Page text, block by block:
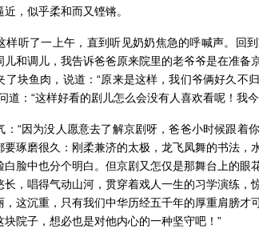
，似乎柔和而又铿锵。
听了一上午，直到听见奶奶焦急的呼喊声。回到
儿和调儿，我告诉爸爸原来院里的老爷爷是在准
了块鱼肉，说道：“原来是这样，我们爷俩好久不
道：“这样好看的剧儿怎么会没有人喜欢看呢！我
因为没人愿意去了解京剧呀，爸爸小时候跟着
要琢磨很久：刚柔兼济的太极，龙飞凤舞的书法，
白脸中也分个明白。但京剧又怎仅是那舞台上的眼
长，唱得气动山河，贯穿着戏人一生的习学演练，
，这沉重，只有我们中华历经五千年的厚重肩膀才
块院子，想必也是对他内心的一种坚守吧！”